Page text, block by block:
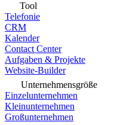
Tool
Telefonie
CRM
Kalender
Contact Center
Aufgaben & Projekte
Website-Builder
Unternehmensgröße
Einzelunternehmen
Kleinunternehmen
Großunternehmen